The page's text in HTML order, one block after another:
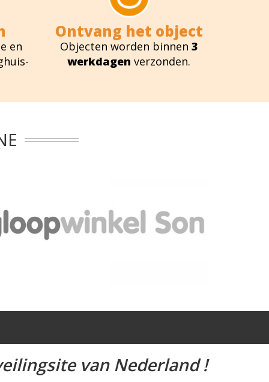
en
Ontvang het object
Objecten worden binnen 3
werkdagen verzonden.
van Nederland !